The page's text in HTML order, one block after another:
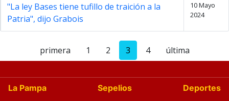
"La ley Bases tiene tufillo de traición a la
Patria", dijo Grabois
10 Mayo
2024
primera 1 2 3 4 última
La Pampa Sepelios
Deportes